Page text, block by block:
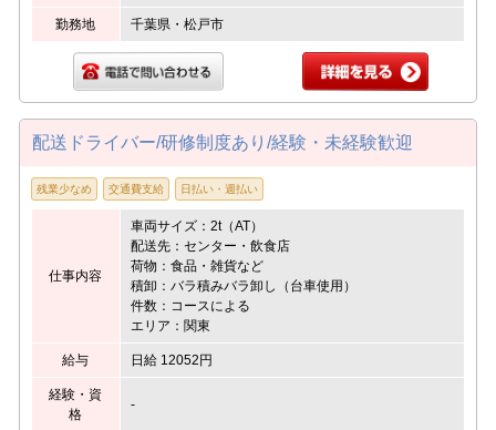
勤務地 千葉県・松戸市
配送ドライバー/研修制度あり/経験・未経験歓迎
残業少なめ 交通費支給 日払い・週払い
仕事内容
車両サイズ：2t（AT）
配送先：センター・飲食店
荷物：食品・雑貨など
積卸：バラ積みバラ卸し（台車使用）
件数：コースによる
エリア：関東
給与 日給 12052円
経験・資
格
-